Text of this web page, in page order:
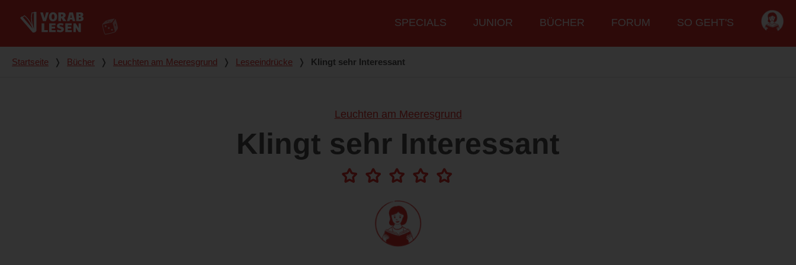
Hauptmenü
SPECIALS JUNIOR BÜCHER FORUM SO GEHT'S
Du bist hier
Startseite ❭ Bücher ❭ Leuchten am Meeresgrund ❭ Leseeindrücke ❭ Klingt sehr Interessant
Leuchten am Meeresgrund
Klingt sehr Interessant